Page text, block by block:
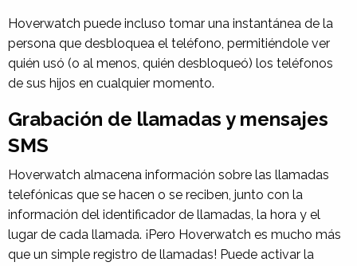
Hoverwatch puede incluso tomar una instantánea de la
persona que desbloquea el teléfono, permitiéndole ver
quién usó (o al menos, quién desbloqueó) los teléfonos
de sus hijos en cualquier momento.
Grabación de llamadas y mensajes
SMS
Hoverwatch almacena información sobre las llamadas
telefónicas que se hacen o se reciben, junto con la
información del identificador de llamadas, la hora y el
lugar de cada llamada. ¡Pero Hoverwatch es mucho más
que un simple registro de llamadas! Puede activar la